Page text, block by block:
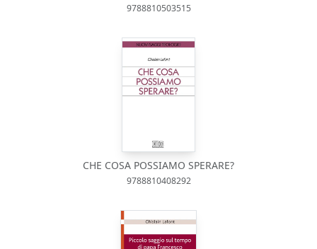
9788810503515
CHE COSA POSSIAMO SPERARE?
9788810408292